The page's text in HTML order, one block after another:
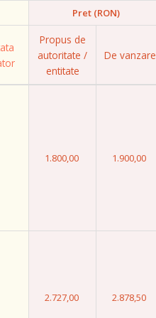
Pret (RON)
Propus de
autoritate /
entitate
De vanzare
1.800,00 1.900,00
2.727,00 2.878,50